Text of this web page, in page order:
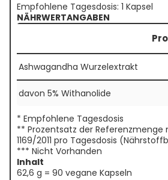
Empfohlene Tagesdosis: 1 Kapsel
NÄHRWERTANGABEN
Ashwagandha Wurzelextrakt
davon 5% Withanolide
* Empfohlene Tagesdosis
** Prozentsatz der Referenzmenge
1169/2011 pro Tagesdosis
*** Nicht Vorhanden
Inhalt
62,6 g = 90 vegane Kapseln